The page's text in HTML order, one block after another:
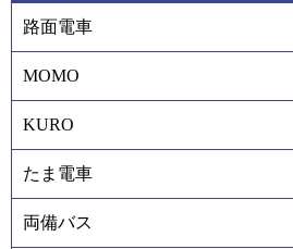
路面電車
MOMO
KURO
たま電車
両備バス